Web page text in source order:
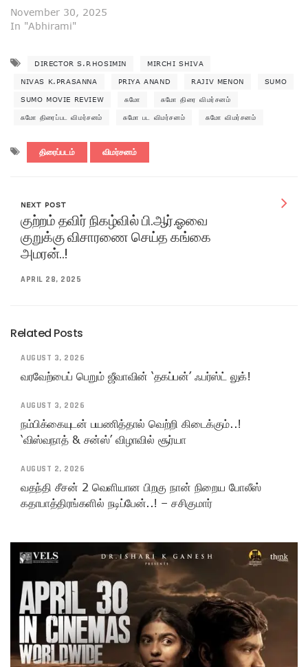
November 30, 2025
In "Abhirami"
DIRECTOR S.P.HOSIMIN MIRCHI SHIVA
NIVAS K.PRASANNA PRIYA ANAND RAJIV MENON SUMO
SUMO MOVIE REVIEW சுமோ சுமோ திரை விமர்சனம்
சுமோ திரைப்பட விமர்சனம் சுமோ பட விமர்சனம் சுமோ விமர்சனம்
திரைப்படம் விமர்சனம்
NEXT POST
குற்றம் தவிர் நிகழ்வில் பி.ஆர்.ஓவை
குறுக்கு விசாரணை செய்த கங்கை
அமரன்..!
APRIL 28, 2025
Related Posts
AUGUST 3, 2026
வரவேற்பைப் பெறும் ஜீவாவின் ‘தகப்பன்’ ஃபர்ஸ்ட் லுக்!
AUGUST 3, 2026
நம்பிக்கையுடன் பயணித்தால் வெற்றி கிடைக்கும்..!
‘விஸ்வநாத் & சன்ஸ்’ விழாவில் சூர்யா
AUGUST 2, 2026
வதந்தி சீசன் 2 வெளியான பிறகு நான் நிறைய போலீஸ்
கதாபாத்திரங்களில் நடிப்பேன்..! – சசிகுமார்